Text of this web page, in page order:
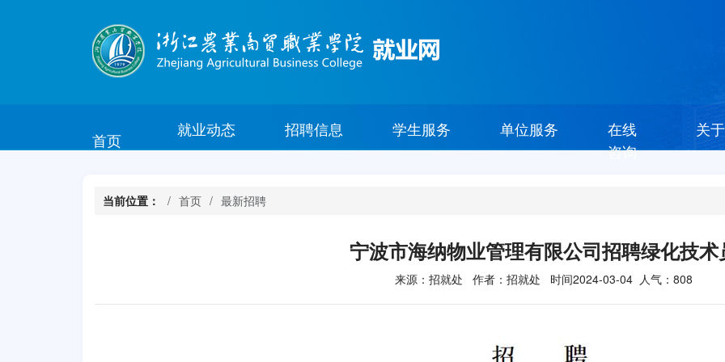
首页
就业动态 招聘信息 学生服务 单位服务
在线
咨询
关
当前位置： 首页 最新招聘
宁波市海纳物业管理有限公司招聘绿化技术
来源：招就处 作者：招就处 时间2024-03-04 人气： 808